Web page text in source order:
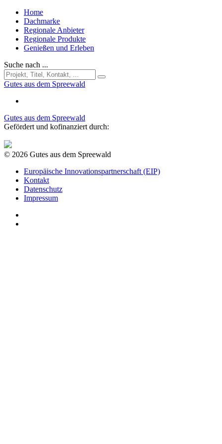
Home
Dachmarke
Regionale Anbieter
Regionale Produkte
Genießen und Erleben
Suche nach ...
Gutes aus dem Spreewald
Gutes aus dem Spreewald
Gefördert und kofinanziert durch:
© 2026 Gutes aus dem Spreewald
Europäische Innovationspartnerschaft (EIP)
Kontakt
Datenschutz
Impressum